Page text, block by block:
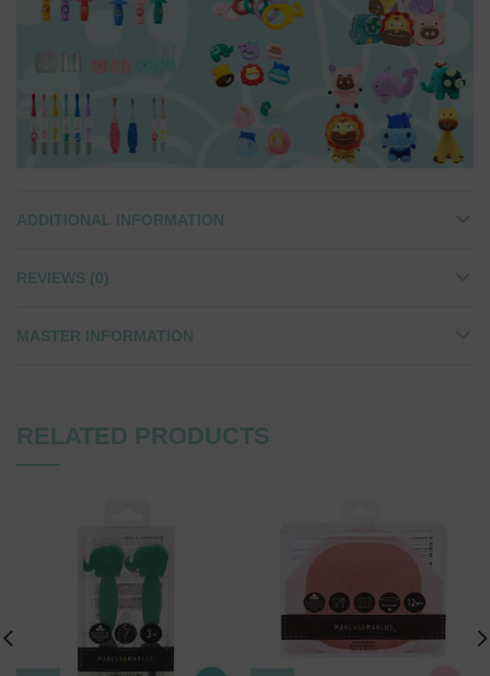
ADDITIONAL INFORMATION
REVIEWS (0)
MASTER INFORMATION
RELATED PRODUCTS